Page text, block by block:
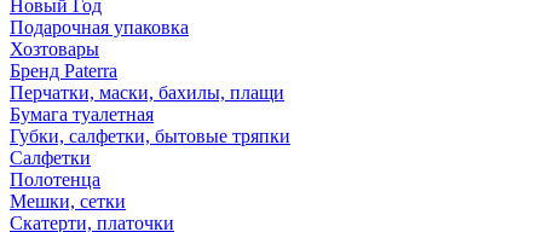
Новый Год
Подарочная упаковка
Хозтовары
Бренд Paterra
Перчатки, маски, бахилы, плащи
Бумага туалетная
Губки, салфетки, бытовые тряпки
Салфетки
Полотенца
Мешки, сетки
Скатерти, платочки